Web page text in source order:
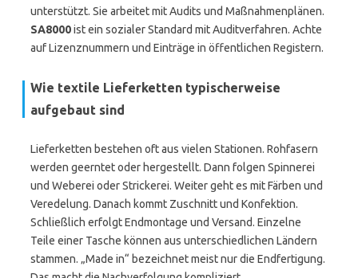
unterstützt. Sie arbeitet mit Audits und Maßnahmenplänen.
SA8000ist ein sozialer Standard mit Auditverfahren. Achte
auf Lizenznummern und Einträge in öffentlichen Registern.
Wie textile Lieferketten typischerweise
aufgebaut sind
Lieferketten bestehen oft aus vielen Stationen. Rohfasern
werden geerntet oder hergestellt. Dann folgen Spinnerei
und Weberei oder Strickerei. Weiter geht es mit Färben und
Veredelung. Danach kommt Zuschnitt und Konfektion.
Schließlich erfolgt Endmontage und Versand. Einzelne
Teile einer Tasche können aus unterschiedlichen Ländern
stammen. „Made in“ bezeichnet meist nur die Endfertigung.